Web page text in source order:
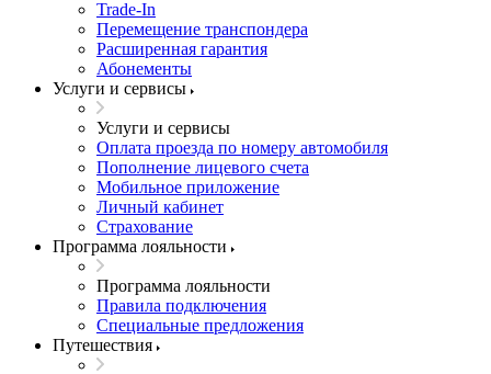
Trade-In
Перемещение транспондера
Расширенная гарантия
Абонементы
Услуги и сервисы
Услуги и сервисы
Оплата проезда по номеру автомобиля
Пополнение лицевого счета
Мобильное приложение
Личный кабинет
Страхование
Программа лояльности
Программа лояльности
Правила подключения
Специальные предложения
Путешествия